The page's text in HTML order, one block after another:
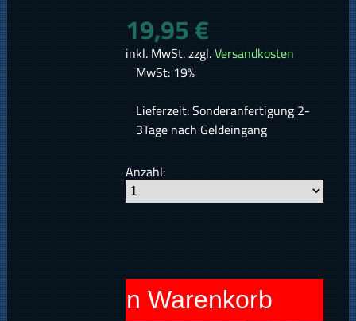
19,95 €
inkl. MwSt. zzgl.Versandkosten
MwSt: 19%
Lieferzeit: Sonderanfertigung 2-
3Tage nach Geldeingang
Anzahl:
In den Warenkorb